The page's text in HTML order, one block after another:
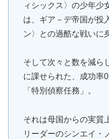
ィシックス〉の少年少
は、ギア－デ帝国が投
ン〉との過酷な戦いに
そして次々と数を減ら
に課せられた、成功率
「特別偵察任務」。
それは母国からの実質
リーダーのシンエイ・